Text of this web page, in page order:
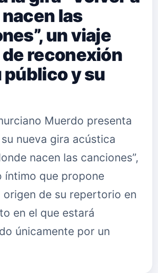
las
un viaje
reconexión
público y su
Muerdo presenta
nueva gira acústica
nacen las canciones”,
íntimo que propone
origen de su repertorio en
en el que estará
únicamente por un